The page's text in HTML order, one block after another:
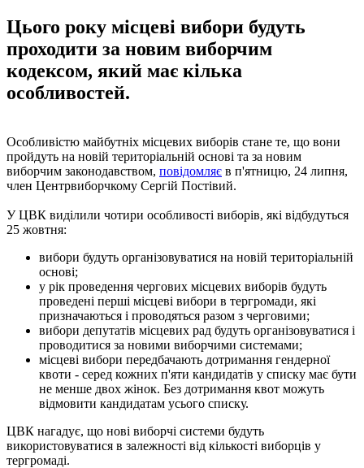
Цього року місцеві вибори будуть
проходити за новим виборчим
кодексом, який має кілька
особливостей.
Особливістю майбутніх місцевих виборів стане те, що вони
пройдуть на новій територіальній основі та за новим
виборчим законодавством, повідомляє в п'ятницю, 24 липня,
член Центрвиборчкому Сергій Постівий.
У ЦВК виділили чотири особливості виборів, які відбудуться
25 жовтня:
вибори будуть організовуватися на новій територіальній
основі;
у рік проведення чергових місцевих виборів будуть
проведені перші місцеві вибори в тергромади, які
призначаються і проводяться разом з черговими;
вибори депутатів місцевих рад будуть організовуватися і
проводитися за новими виборчими системами;
місцеві вибори передбачають дотримання гендерної
квоти - серед кожних п'яти кандидатів у списку має бути
не менше двох жінок. Без дотримання квот можуть
відмовити кандидатам усього списку.
ЦВК нагадує, що нові виборчі системи будуть
використовуватися в залежності від кількості виборців у
тергромаді.